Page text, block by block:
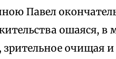
Павел
жительства ошаяся,
очищая и